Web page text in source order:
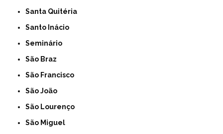
Santa Quitéria
Santo Inácio
Seminário
São Braz
São Francisco
São João
São Lourenço
São Miguel